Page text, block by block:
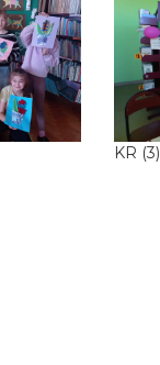
KR (3)